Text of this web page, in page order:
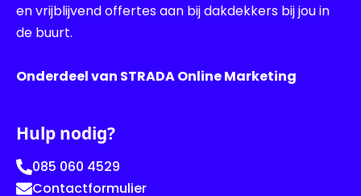
en vrijblijvend offertes aan bij dakdekkers bij jou in
de buurt.
Onderdeel van STRADA Online Marketing
Hulp nodig?
085 060 4529
Contactformulier